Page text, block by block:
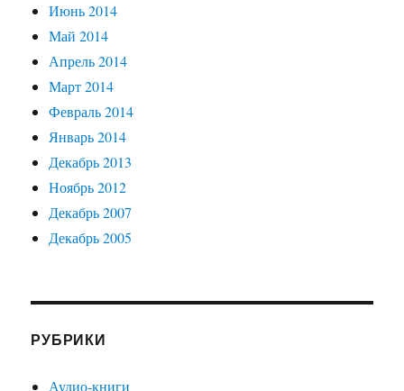
Июнь 2014
Май 2014
Апрель 2014
Март 2014
Февраль 2014
Январь 2014
Декабрь 2013
Ноябрь 2012
Декабрь 2007
Декабрь 2005
РУБРИКИ
Аудио-книги